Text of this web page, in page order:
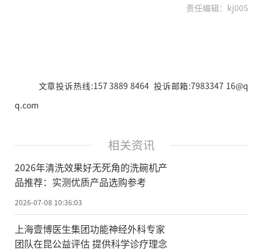
责任编辑：kj005
文章投诉热线:157 3889 8464 投诉邮箱:7983347 16@q
q.com
相关资讯
2026年清洗效果好无死角的洗碗机产
品推荐：实测优质产品选购参考
2026-07-08 10:36:03
上海壹博医生集团功能神经外科专家
团队在昆公益评估 提供科学诊疗理念